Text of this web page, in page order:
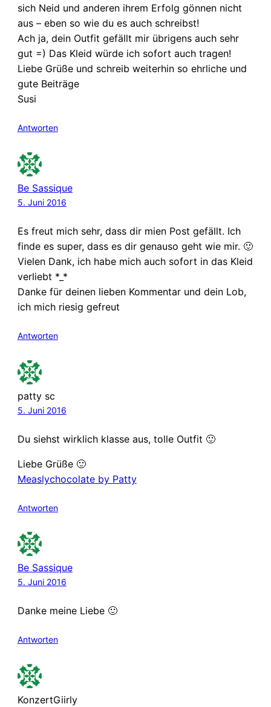
sich Neid und anderen ihrem Erfolg gönnen nicht
aus – eben so wie du es auch schreibst!
Ach ja, dein Outfit gefällt mir übrigens auch sehr
gut =) Das Kleid würde ich sofort auch tragen!
Liebe Grüße und schreib weiterhin so ehrliche und
gute Beiträge
Susi
Antworten
Be Sassique
5. Juni 2016
Es freut mich sehr, dass dir mien Post gefällt. Ich
finde es super, dass es dir genauso geht wie mir. 🙂
Vielen Dank, ich habe mich auch sofort in das Kleid
verliebt *_*
Danke für deinen lieben Kommentar und dein Lob,
ich mich riesig gefreut
Antworten
patty sc
5. Juni 2016
Du siehst wirklich klasse aus, tolle Outfit 🙂
Liebe Grüße 🙂
Measlychocolate by Patty
Antworten
Be Sassique
5. Juni 2016
Danke meine Liebe 🙂
Antworten
KonzertGiirly